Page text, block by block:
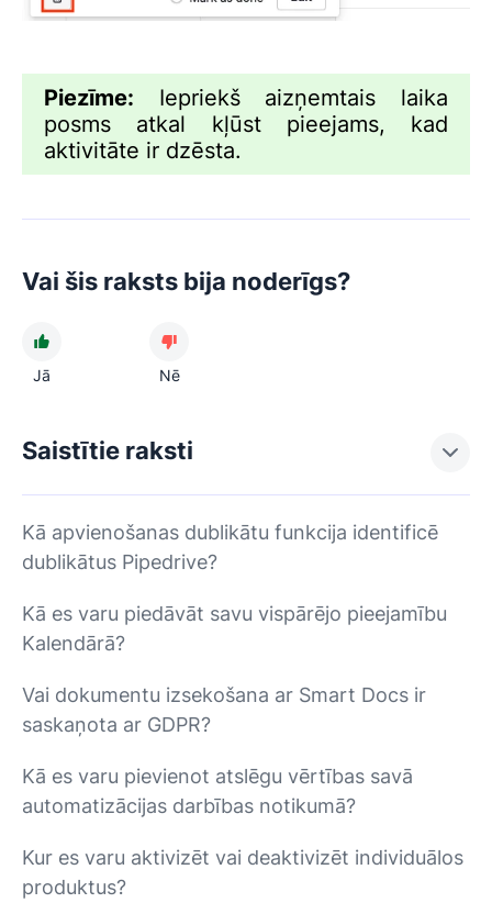
Piezīme: Iepriekš aizņemtais laika
posms atkal kļūst pieejams, kad
aktivitāte ir dzēsta.
Vai šis raksts bija noderīgs?
Jā Nē
Saistītie raksti
Kā apvienošanas dublikātu funkcija identificē
dublikātus Pipedrive?
Kā es varu piedāvāt savu vispārējo pieejamību
Kalendārā?
Vai dokumentu izsekošana ar Smart Docs ir
saskaņota ar GDPR?
Kā es varu pievienot atslēgu vērtības savā
automatizācijas darbības notikumā?
Kur es varu aktivizēt vai deaktivizēt individuālos
produktus?